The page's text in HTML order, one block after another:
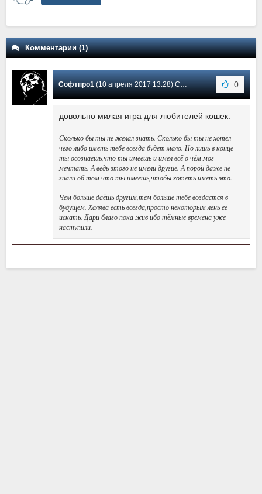
Комментарии (1)
Софтпро1(10 апреля 2017 13:28) Сообщение #1 0
довольно милая игра для любителей кошек.
Сколько бы ты не желал знать. Сколько бы ты не хотел
чего либо иметь тебе всегда будет мало. Но лишь в конце
ты осознаешь,что ты имеешь и имел всё о чём мог
мечтать. А ведь этого не имели другие. А порой даже не
знали об том что ты имеешь,чтобы хотеть иметь это.
Чем больше даёшь другим,тем больше тебе воздастся в
будущем. Халява есть всегда,просто некоторым лень её
искать. Дари благо пока жив ибо тёмные времена уже
наступили.